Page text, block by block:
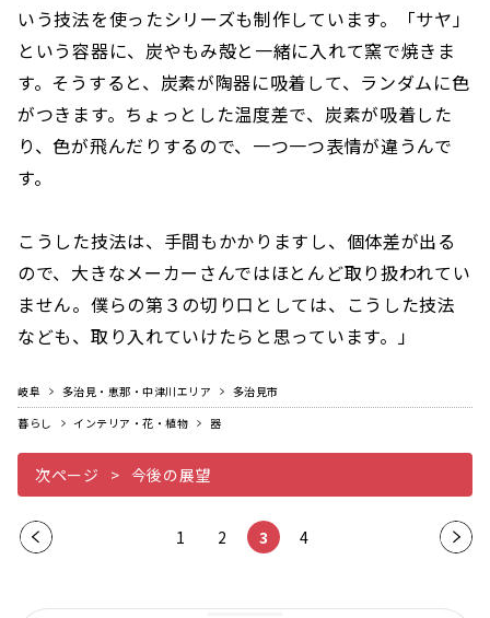
いう技法を使ったシリーズも制作しています。「サヤ」
という容器に、炭やもみ殻と一緒に入れて窯で焼きま
す。そうすると、炭素が陶器に吸着して、ランダムに色
がつきます。ちょっとした温度差で、炭素が吸着した
り、色が飛んだりするので、一つ一つ表情が違うんで
す。
こうした技法は、手間もかかりますし、個体差が出る
ので、大きなメーカーさんではほとんど取り扱われてい
ません。僕らの第３の切り口としては、こうした技法
なども、取り入れていけたらと思っています。」
岐阜 多治見・恵那・中津川エリア
多治見市
暮らし
インテリア・花・植物 器
次ページ 今後の展望
前の
1 2 3 4
次の